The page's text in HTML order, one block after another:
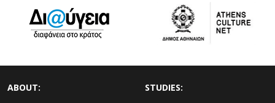
ABOUT: STUDIES: